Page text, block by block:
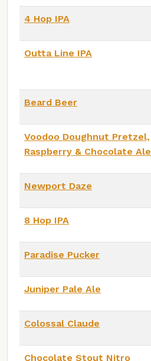
4 Hop IPA
Outta Line IPA
Beard Beer
Voodoo Doughnut Pretzel,
Raspberry & Chocolate Ale
Newport Daze
8 Hop IPA
Paradise Pucker
Juniper Pale Ale
Colossal Claude
Chocolate Stout Nitro